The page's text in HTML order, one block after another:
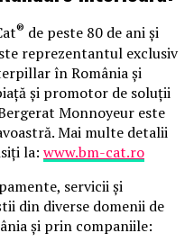
® de peste 80 de ani și
reprezentantul exclusiv
în România și
și promotor de soluții
Monnoyeur este
Mai multe detalii
la: www.bm-cat.ro
servicii și
din diverse domenii de
și prin companiile: